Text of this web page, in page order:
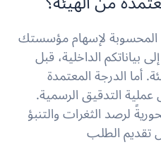
المحسوبة لإسهام مؤسستك
بياناتكم الداخلية، قبل
أما الدرجة المعتمدة
التدقيق الرسمية.
لرصد الثغرات والتنبؤ
تقديم الطلب